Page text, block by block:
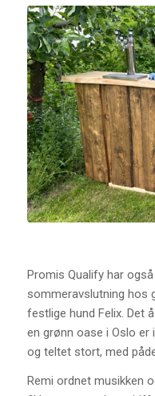
Promis Qualify har
sommeravslutning hos
festlige hund Felix. Det
en grønn oase i Oslo er
og teltet stort, med
Remi ordnet musikken